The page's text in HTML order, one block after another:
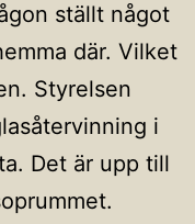
ställt något
där. Vilket
Styrelsen
i
Det är upp till